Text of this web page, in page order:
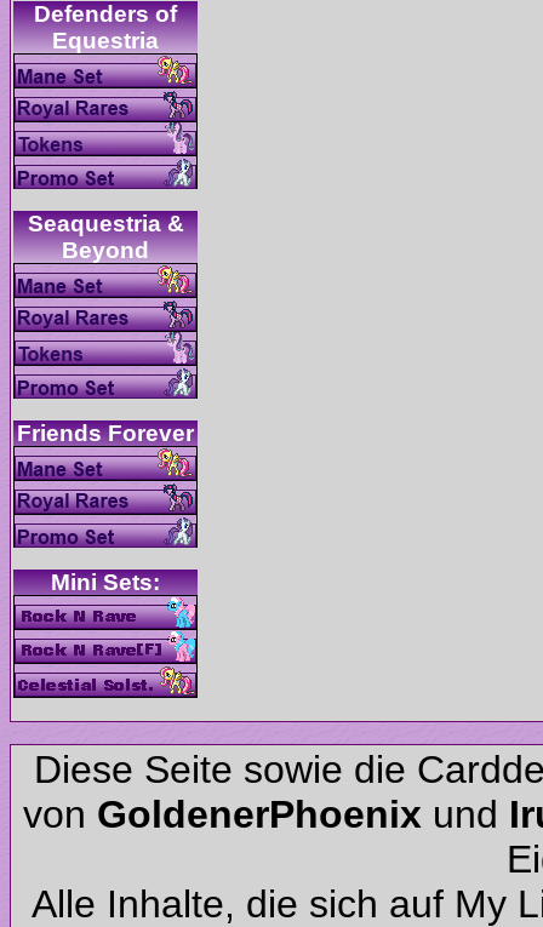
Defenders of
Seaquestria &
Diese Seite sowie die
von
und
Alle Inhalte, die sich auf My